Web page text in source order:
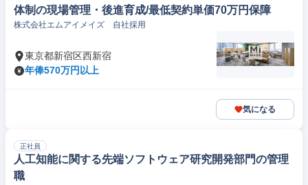
体制の現場管理・後進育成/最低契約単価70万円保障
株式会社エムアイメイズ 自社採用
東京都新宿区西新宿
年俸570万円以上
気になる
正社員
人工知能に関する先端ソフトウェア研究開発部門の管理
職